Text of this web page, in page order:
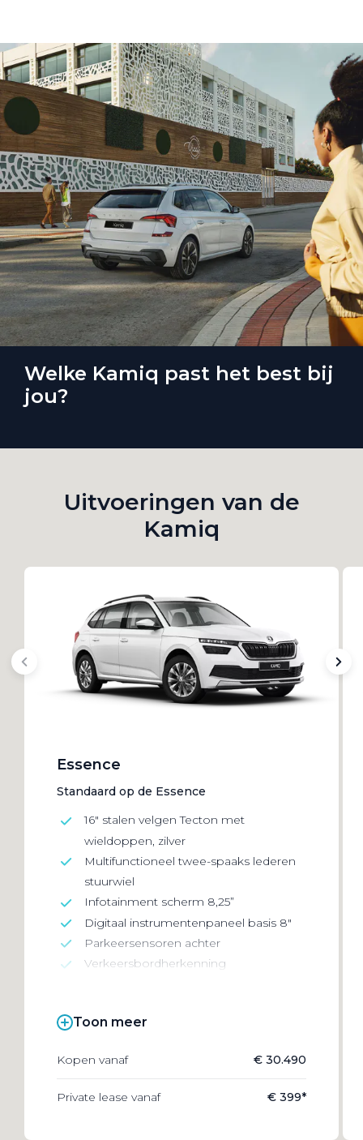
Welke Kamiq past het best bij
jou?
Uitvoeringen van de
Kamiq
Essence
Standaard op de Essence
16" stalen velgen Tecton met
wieldoppen, zilver
Multifunctioneel twee-spaaks lederen
stuurwiel
Infotainment scherm 8,25”
Digitaal instrumentenpaneel basis 8"
Parkeersensoren achter
Verkeersbordherkenning
Toon meer
Kopen vanaf € 30.490
Private lease vanaf € 399*